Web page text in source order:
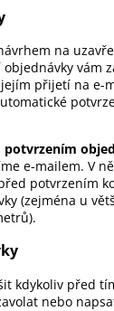
na
vám
přijetí na e-
potvrzením
e-mailem. V
potvrzením
(zejména u
kdykoliv před
nebo